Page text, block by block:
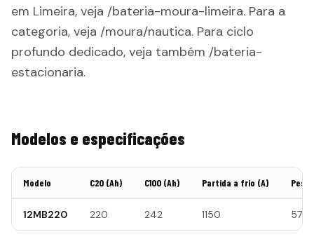
em Limeira, veja /bateria-moura-limeira. Para a
categoria, veja /moura/nautica. Para ciclo
profundo dedicado, veja também /bateria-
estacionaria.
Modelos e especificações
Modelo C20 (Ah) C100 (Ah) Partida a frio (A) Peso
12MB220 220 242 1150 57